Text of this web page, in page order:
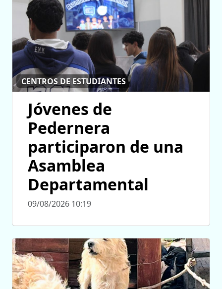
CENTROS DE ESTUDIANTES
Jóvenes de
Pedernera
participaron de una
Asamblea
Departamental
09/08/2026 10:19